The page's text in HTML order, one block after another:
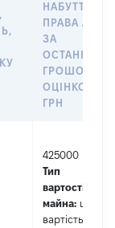
НАБУТТЯ
ПРАВА АБО
ЗА
ГРОШОВОЮ
ОЦІНКОЮ,
ГРН
425000
Тип
вартості
майна: це
вартість на